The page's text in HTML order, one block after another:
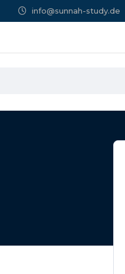
info@sunnah-study.de